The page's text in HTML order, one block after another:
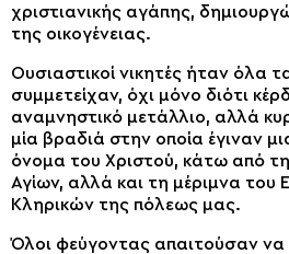
χριστιανικής αγάπης,
της οικογένειας.
Ουσιαστικοί νικητές ήταν όλα
συμμετείχαν, όχι μόνο διότι
αναμνηστικό μετάλλιο, αλλά
μία βραδιά στην οποία έγιναν
όνομα του Χριστού, κάτω από
Αγίων, αλλά και τη μέριμνα του
Κληρικών της πόλεως μας.
Όλοι φεύγοντας απαιτούσαν να